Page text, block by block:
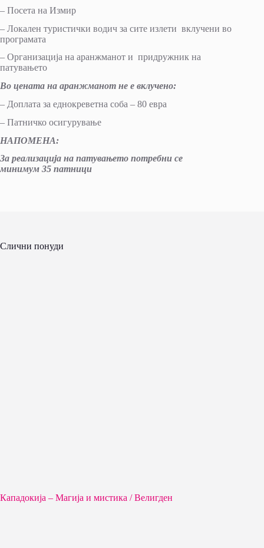
– Посета на Измир
– Локален туристички водич за сите излети вклучени во
програмата
– Организација на аранжманот и придружник на
патувањето
Во цената на аранжманот не е вклучено:
– Доплата за еднокреветна соба – 80 евра
– Патничко осигурување
НАПОМЕНА:
За реализација на патувањето потребни се
минимум 35 патници
Слични понуди
Кападокија – Магија и мистика / Велигден